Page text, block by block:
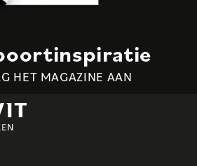
HET MAGAZINE AAN